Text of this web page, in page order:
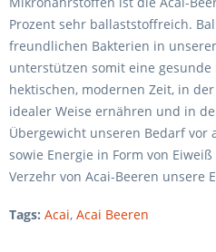
Prozent sehr ballaststoffreich.
freundlichen Bakterien in
unterstützen somit eine
hektischen, modernen Zeit, in
idealer Weise ernähren und in
Übergewicht unseren Bedarf vor
sowie Energie in Form von
Verzehr von Acai-Beeren unsere
Tags: Acai, Acai Beeren